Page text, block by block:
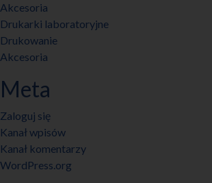
Akcesoria
Drukarki laboratoryjne
Drukowanie
Akcesoria
Meta
Zaloguj się
Kanał wpisów
Kanał komentarzy
WordPress.org